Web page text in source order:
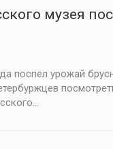
музея
поспел урожай